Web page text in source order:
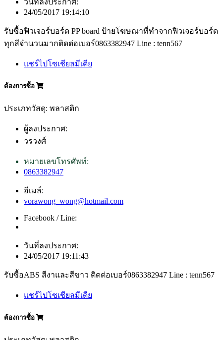
24/05/2017 19:14:10
รับซื้อฟิวเจอร์บอร์ด PP board ป้ายโฆษณาที่ทำจากฟิวเจอร์บอร์ด
ทุกสีจำนวนมากติดต่อเบอร์0863382947 Line : tenn567
แชร์ไปโซเชียลมีเดีย
ต้องการซื้อ
ประเภทวัสดุ: พลาสติก
ผู้ลงประกาศ:
วรวงศ์
หมายเลขโทรศัพท์:
0863382947
อีเมล์:
vorawong_wong@hotmail.com
Facebook / Line:
วันที่ลงประกาศ:
24/05/2017 19:11:43
รับซื้อABS สีงาและสีขาว ติดต่อเบอร์0863382947 Line : tenn567
แชร์ไปโซเชียลมีเดีย
ต้องการซื้อ